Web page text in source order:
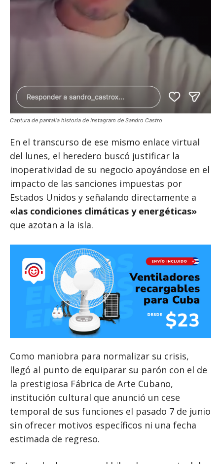
Captura de pantalla historia de Instagram de Sandro Castro
En el transcurso de ese mismo enlace virtual
del lunes, el heredero buscó justificar la
inoperatividad de su negocio apoyándose en el
impacto de las sanciones impuestas por
Estados Unidos y señalando directamente a
«las condiciones climáticas y energéticas»
que azotan a la isla.
Como maniobra para normalizar su crisis,
llegó al punto de equiparar su parón con el de
la prestigiosa Fábrica de Arte Cubano,
institución cultural que anunció un cese
temporal de sus funciones el pasado 7 de junio
sin ofrecer motivos específicos ni una fecha
estimada de regreso.